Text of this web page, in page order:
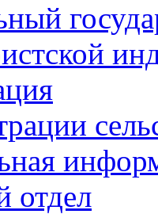
отдел